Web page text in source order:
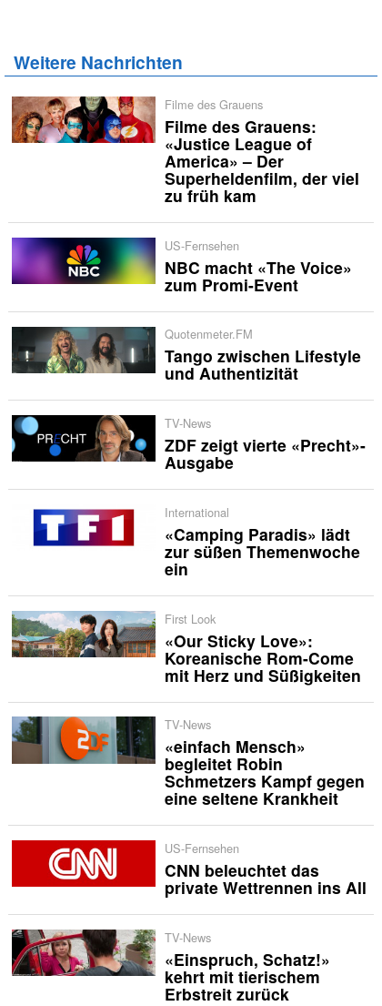
Weitere Nachrichten
Filme des Grauens
Filme des Grauens:
«Justice League of
America» – Der
Superheldenfilm, der viel
zu früh kam
US-Fernsehen
NBC macht «The Voice»
zum Promi-Event
Quotenmeter.FM
Tango zwischen Lifestyle
und Authentizität
TV-News
ZDF zeigt vierte «Precht»-
Ausgabe
International
«Camping Paradis» lädt
zur süßen Themenwoche
ein
First Look
«Our Sticky Love»:
Koreanische Rom-Come
mit Herz und Süßigkeiten
TV-News
«einfach Mensch»
begleitet Robin
Schmetzers Kampf gegen
eine seltene Krankheit
US-Fernsehen
CNN beleuchtet das
private Wettrennen ins All
TV-News
«Einspruch, Schatz!»
kehrt mit tierischem
Erbstreit zurück